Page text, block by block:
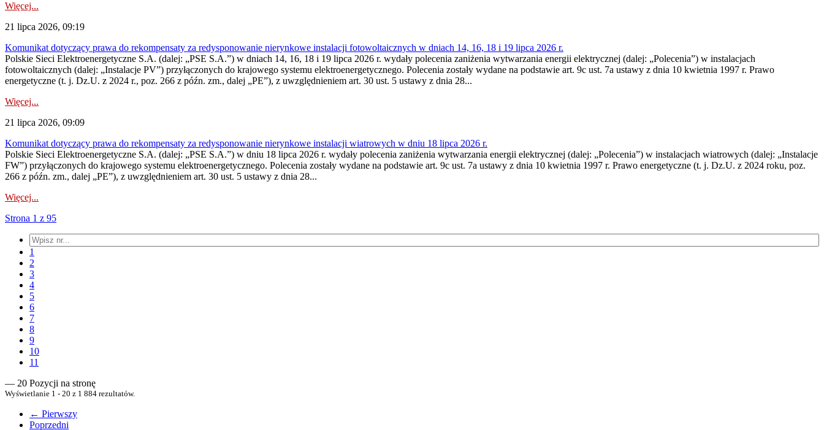
Więcej...
21 lipca 2026, 09:19
Komunikat dotyczący prawa do rekompensaty za redysponowanie nierynkowe instalacji fotowoltaicznych w dniach 14, 16, 18 i 19 lipca 2026 r.
Polskie Sieci Elektroenergetyczne S.A. (dalej: „PSE S.A.”) w dniach 14, 16, 18 i 19 lipca 2026 r. wydały polecenia zaniżenia wytwarzania energii elektrycznej (dalej: „Polecenia”) w instalacjach
fotowoltaicznych (dalej: „Instalacje PV”) przyłączonych do krajowego systemu elektroenergetycznego. Polecenia zostały wydane na podstawie art. 9c ust. 7a ustawy z dnia 10 kwietnia 1997 r. Prawo
energetyczne (t. j. Dz.U. z 2024 r., poz. 266 z późn. zm., dalej „PE”), z uwzględnieniem art. 30 ust. 5 ustawy z dnia 28...
Więcej...
21 lipca 2026, 09:09
Komunikat dotyczący prawa do rekompensaty za redysponowanie nierynkowe instalacji wiatrowych w dniu 18 lipca 2026 r.
Polskie Sieci Elektroenergetyczne S.A. (dalej: „PSE S.A.”) w dniu 18 lipca 2026 r. wydały polecenia zaniżenia wytwarzania energii elektrycznej (dalej: „Polecenia”) w instalacjach wiatrowych (dalej: „Instalacje
FW”) przyłączonych do krajowego systemu elektroenergetycznego. Polecenia zostały wydane na podstawie art. 9c ust. 7a ustawy z dnia 10 kwietnia 1997 r. Prawo energetyczne (t. j. Dz.U. z 2024 roku, poz.
266 z późn. zm., dalej „PE”), z uwzględnieniem art. 30 ust. 5 ustawy z dnia 28...
Więcej...
Strona 1 z 95
1
2
3
4
5
6
7
8
9
10
11
— 20 Pozycji na stronę
Wyświetlanie 1 - 20 z 1 884 rezultatów.
← Pierwszy
Poprzedni